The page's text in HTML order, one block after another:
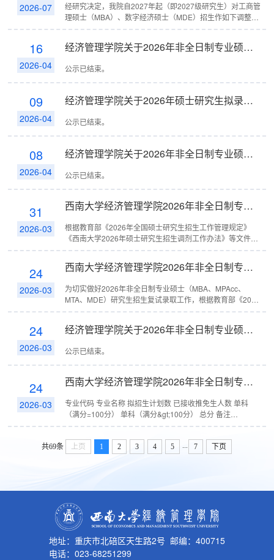
2026-07
经研究决定，我院自2027年起（即2027级研究生）对工商管
理硕士（MBA）、数字经济硕士（MDE）招生作如下调整：
1.工商管理硕士（专业代码：125100）：基本学制调整为2
16
2026-04
经济管理学院关于2026年非全日制专业硕士研究生拟录取名单的公示（调剂）
公示已结束。
09
2026-04
经济管理学院关于2026年硕士研究生拟录取名单的公示（非全日制一志愿）
公示已结束。
08
2026-04
经济管理学院关于2026年非全日制专业硕士研究生复试名单的公示（调剂）
公示已结束。
31
2026-03
西南大学经济管理学院2026年非全日制专业硕士研究生招生调剂实施细则
根据教育部《2026年全国硕士研究生招生工作管理规定》
《西南大学2026年硕士研究生招生调剂工作办法》等文件精
神，结合本单位2026年非全日制专业硕士研究生生源情况，
我院拟接收工商管理硕士...
24
2026-03
西南大学经济管理学院2026年非全日制专业硕士研究生招生复试录取实施细则
为切实做好2026年非全日制专业硕士（MBA、MPAcc、
MTA、MDE）研究生招生复试录取工作，根据教育部《2026
年全国硕士研究生招生工作管理规定》《关于做好2026年全
24
2026-03
经济管理学院关于2026年非全日制专业硕士研究生复试名单的公示（一志愿）
公示已结束。
24
2026-03
西南大学经济管理学院2026年非全日制专业硕士研究生招生普通计划考生进入复试的初试成绩要求
专业代码 专业名称 拟招生计划数 已接收推免生人数 单科
（满分=100分） 单科（满分&gt;100分） 总分 备注
125100...
共69条 上页 1 2 3 4 5 ... 7 下页
地址：重庆市北碚区天生路2号 邮编：400715
电话：023-68251299